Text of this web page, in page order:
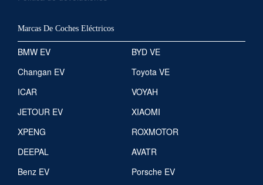
Marcas De Coches Eléctricos
BMW EV
BYD VE
Changan EV
Toyota VE
ICAR
VOYAH
JETOUR EV
XIAOMI
XPENG
ROXMOTOR
DEEPAL
AVATR
Benz EV
Porsche EV